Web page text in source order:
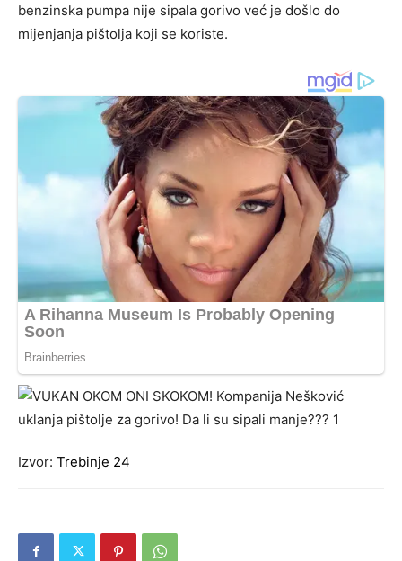
benzinska pumpa nije sipala gorivo već je došlo do
mijenjanja pištolja koji se koriste.
Izvor: Trebinje 24